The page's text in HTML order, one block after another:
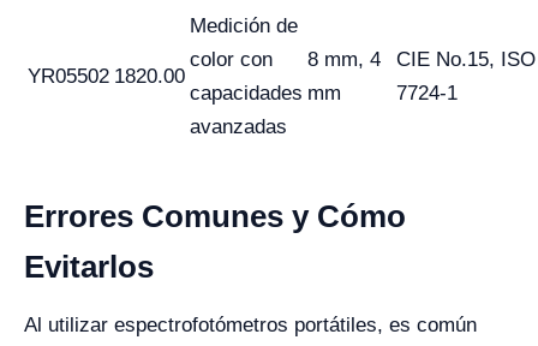
YR05502 1820.00
Medición de
color con
capacidades
avanzadas
8 mm, 4
mm
CIE No.15, ISO
7724-1
Errores Comunes y Cómo
Evitarlos
Al utilizar espectrofotómetros portátiles, es común